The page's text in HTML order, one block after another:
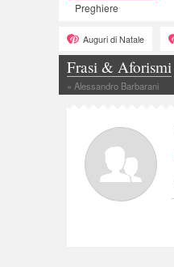
Preghiere
Auguri di Natale
Frasi & Aforismi
» Alessandro Barbarani